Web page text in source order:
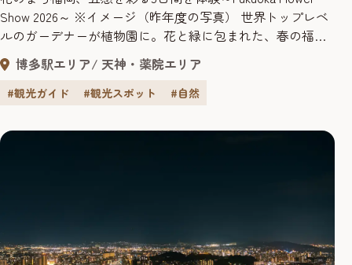
Show 2026～ ※イメージ（昨年度の写真） 世界トップレベ
ルのガーデナーが植物園に。花と緑に包まれた、春の福岡
市を代表する一大イベントが、福岡市植物園で開催されま
す。世界水準のガーデン作品と、福岡の美食を一度に楽し
めます。五感で楽しむ特別な体験を、ぜひ味わってみてく
想...
博多駅エリア 天神・薬院エリア
#観光ガイド #観光スポット #自然